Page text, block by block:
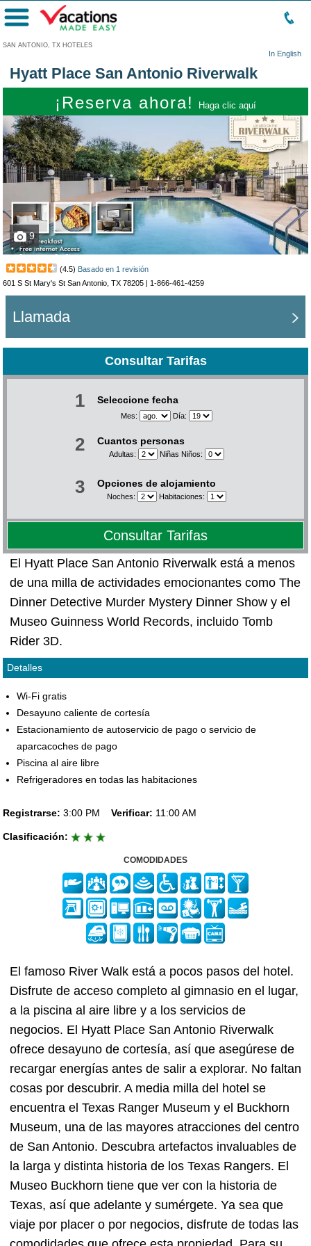
SAN ANTONIO, TX HOTELES
In English
Menú
Hyatt Place San Antonio Riverwalk
¡Reserva ahora! Haga clic aquí
9
(4.5) Basado en 1 revisión
601 S St Mary's St San Antonio, TX 78205 | 1-866-461-4259
Llamada
Consultar Tarifas
1 Seleccione fecha
Mes: Día:
2 Cuantos personas
Adultas: Niñas Niños:
3 Opciones de alojamiento
Noches: Habitaciones:
Consultar Tarifas
El Hyatt Place San Antonio Riverwalk está a menos
de una milla de actividades emocionantes como The
Dinner Detective Murder Mystery Dinner Show y el
Museo Guinness World Records, incluido Tomb
Rider 3D.
Detalles
Wi-Fi gratis
Desayuno caliente de cortesía
Estacionamiento de autoservicio de pago o servicio de
aparcacoches de pago
Piscina al aire libre
Refrigeradores en todas las habitaciones
Registrarse: 3:00 PM Verificar: 11:00 AM
Clasificación:
COMODIDADES
El famoso River Walk está a pocos pasos del hotel.
Disfrute de acceso completo al gimnasio en el lugar,
a la piscina al aire libre y a los servicios de
negocios. El Hyatt Place San Antonio Riverwalk
ofrece desayuno de cortesía, así que asegúrese de
recargar energías antes de salir a explorar. No faltan
cosas por descubrir. A media milla del hotel se
encuentra el Texas Ranger Museum y el Buckhorn
Museum, una de las mayores atracciones del centro
de San Antonio. Descubra artefactos invaluables de
la larga y distinta historia de los Texas Rangers. El
Museo Buckhorn tiene que ver con la historia de
Texas, así que adelante y sumérgete. Ya sea que
viaje por placer o por negocios, disfrute de todas las